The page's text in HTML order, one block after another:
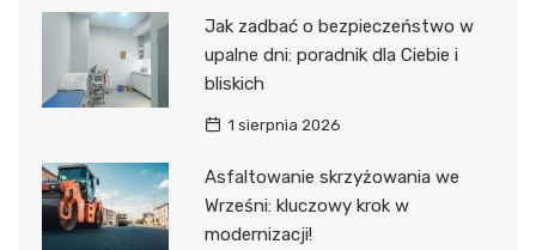
Jak zadbać o bezpieczeństwo w
upalne dni: poradnik dla Ciebie i
bliskich
1 sierpnia 2026
Asfaltowanie skrzyżowania we
Wrześni: kluczowy krok w
modernizacji!